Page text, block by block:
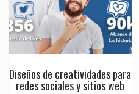
Diseños de creatividades para
redes sociales y sitios web